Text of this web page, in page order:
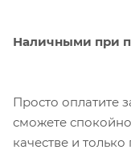
Наличными при
Просто оплатите
сможете спокойно
качестве и